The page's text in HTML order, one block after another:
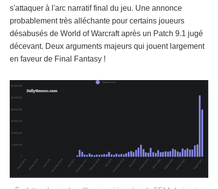
s'attaquer à l'arc narratif final du jeu. Une annonce
probablement très alléchante pour certains joueurs
désabusés de World of Warcraft après un Patch 9.1 jugé
décevant. Deux arguments majeurs qui jouent largement
en faveur de Final Fantasy !